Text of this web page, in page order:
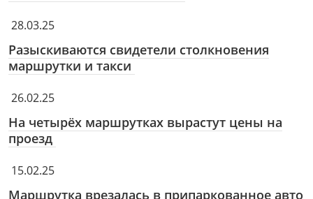
28.03.25
Разыскиваются свидетели столкновения
маршрутки и такси
26.02.25
На четырёх маршрутках вырастут цены на
проезд
15.02.25
Маршрутка врезалась в припаркованное авто